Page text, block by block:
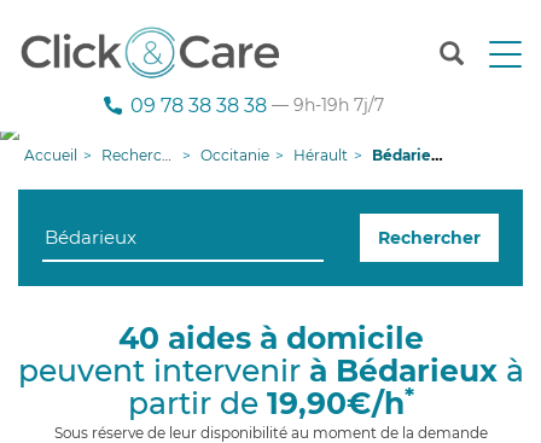
T
n
g
i
09 78 38 38 38 — 9h-19h 7j/7
Accueil Recherche aide à domicile Occitanie Hérault Bédarieux
Rechercher
40 aides à domicile
peuvent intervenir à Bédarieuxà
partir de 19,90€/h*
Sous réserve de leur disponibilité au moment de la demande